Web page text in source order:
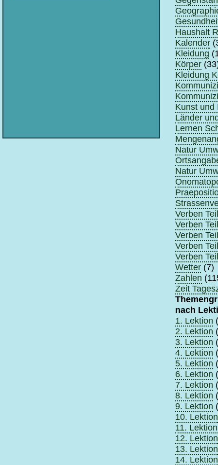
Haushalt
Kalender
Kleidung
Körper
Kleidung
Kunst und
Länder
Lernen
Natur
Natur
Verben
Verben
Verben
Verben
Verben
Wetter (7)
Zahlen
Zeit
nach
1. Lektion
2. Lektion
3. Lektion
4. Lektion
5. Lektion
6. Lektion
7. Lektion
8. Lektion
9. Lektion
10. Lektion
11. Lektion
12. Lektion
13. Lektion
14. Lektion